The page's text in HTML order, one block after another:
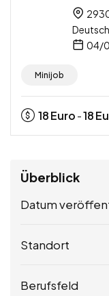
04/
Minijob
18Euro -18
Überblick
Datum
Standort
Berufsfeld